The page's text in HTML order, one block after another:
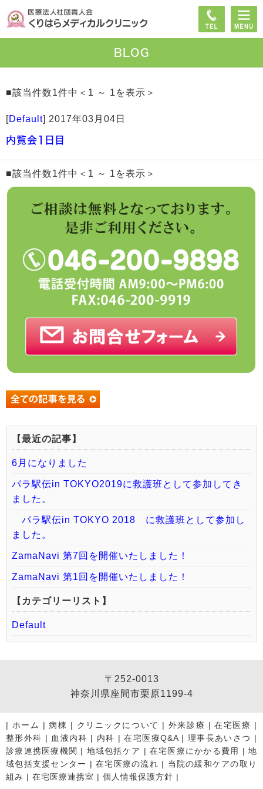
BLOG
■該当件数1件中＜1 ～ 1を表示＞
[Default] 2017年03月04日
内覧会1日目
■該当件数1件中＜1 ～ 1を表示＞
【最近の記事】
6月になりました
パラ駅伝in TOKYO2019に救護班として参加してき
ました。
パラ駅伝in TOKYO 2018 に救護班として参加し
ました。
ZamaNavi 第7回を開催いたしました！
ZamaNavi 第1回を開催いたしました！
【カテゴリーリスト】
Default
〒252-0013
神奈川県座間市栗原1199-4
| ホーム |病棟 | クリニックについて | 外来診療 |在宅医療 |
整形外科 | 血液内科 | 内科 |在宅医療Q&A| 理事長あいさつ |
診療連携医療機関 | 地域包括ケア | 在宅医療にかかる費用 |地
域包括支援センター |在宅医療の流れ | 当院の緩和ケアの取り
組み | 在宅医療連携室 | 個人情報保護方針 |